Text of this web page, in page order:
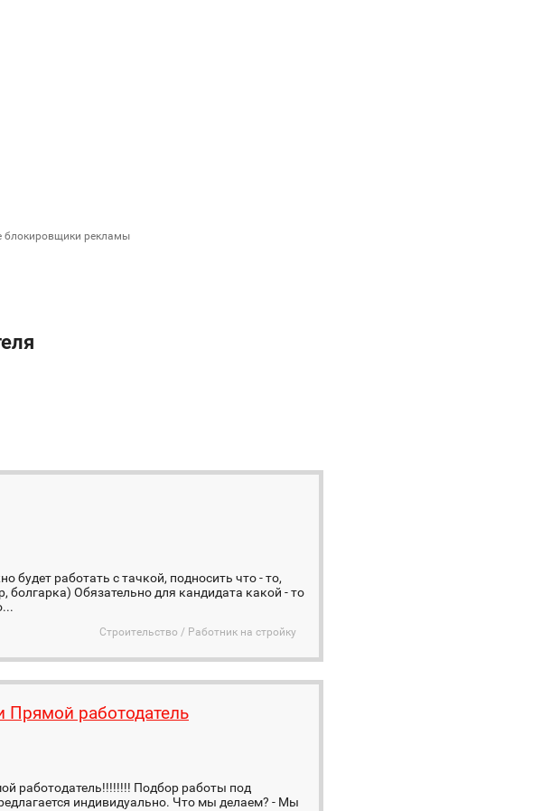
блокировщики рекламы
будет работать с тачкой, подносить что - то,
болгарка) Обязательно для кандидата какой - то
Строительство / Работник на стройку
Прямой работодатель
работодатель!!!!!!!! Подбор работы под
индивидуально. Что мы делаем? - Мы